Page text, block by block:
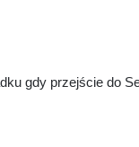
gdy przejście do